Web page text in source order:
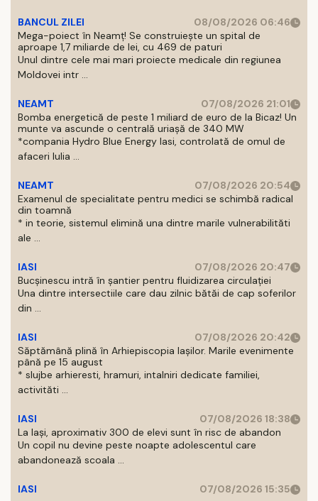
BANCUL ZILEI
08/08/2026 06:46
Mega-poiect în Neamț! Se construiește un spital de
aproape 1,7 miliarde de lei, cu 469 de paturi
Unul dintre cele mai mari proiecte medicale din regiunea
Moldovei intr ...
NEAMT
07/08/2026 21:01
Bomba energetică de peste 1 miliard de euro de la Bicaz! Un
munte va ascunde o centrală uriașă de 340 MW
*compania Hydro Blue Energy Iasi, controlată de omul de
afaceri Iulia ...
NEAMT
07/08/2026 20:54
Examenul de specialitate pentru medici se schimbă radical
din toamnă
* in teorie, sistemul elimină una dintre marile vulnerabilităti
ale ...
IASI
07/08/2026 20:47
Bucșinescu intră în șantier pentru fluidizarea circulației
Una dintre intersectiile care dau zilnic bătăi de cap soferilor
din ...
IASI
07/08/2026 20:42
Săptămână plină în Arhiepiscopia Iașilor. Marile evenimente
până pe 15 august
* slujbe arhieresti, hramuri, intalniri dedicate familiei,
activităti ...
IASI
07/08/2026 18:38
La Iași, aproximativ 300 de elevi sunt în risc de abandon
Un copil nu devine peste noapte adolescentul care
abandonează scoala ...
IASI 07/08/2026 15:35